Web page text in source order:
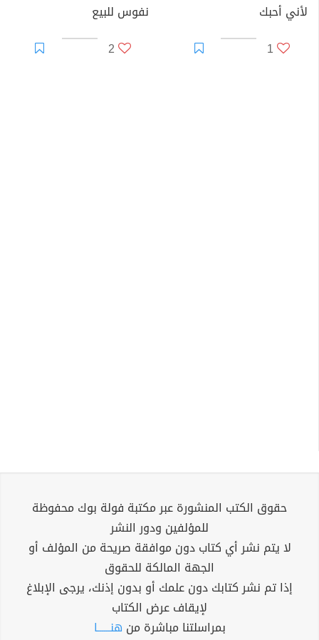
لأني أحبك
1
نفوس للبيع
2
حقوق الكتب المنشورة عبر مكتبة فولة بوك محفوظة
للمؤلفين ودور النشر
لا يتم نشر أي كتاب دون موافقة صريحة من المؤلف أو
الجهة المالكة للحقوق
إذا تم نشر كتابك دون علمك أو بدون إذنك، يرجى الإبلاغ
لإيقاف عرض الكتاب
بمراسلتنا مباشرة من هنــــــا